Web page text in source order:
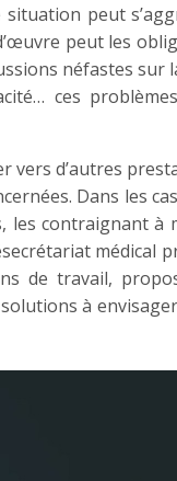
peut
peut les
néfastes
ces
d’autres
Dans les
contraignant à
médical
de travail,
à